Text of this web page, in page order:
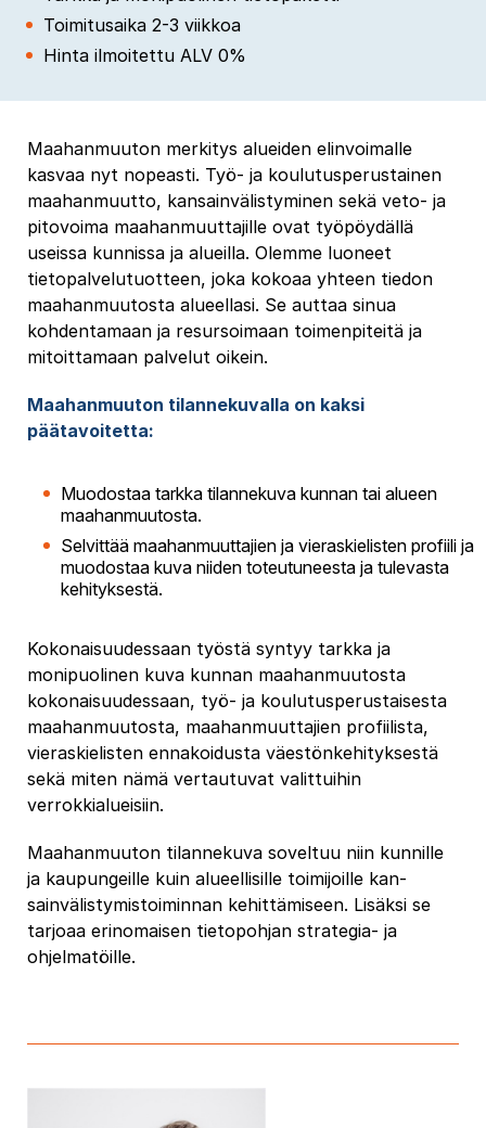
Toimitusaika 2-3 viikkoa
Hinta ilmoitettu ALV 0%
Maahanmuuton merkitys alueiden elinvoimalle
kasvaa nyt nopeasti. Työ- ja koulutusperustainen
maahanmuutto, kansainvälistyminen sekä veto- ja
pitovoima maahanmuuttajille ovat työpöydällä
useissa kunnissa ja alueilla. Olemme luoneet
tietopalvelutuotteen, joka kokoaa yhteen tiedon
maahanmuutosta alueellasi. Se auttaa sinua
kohdentamaan ja resursoimaan toimenpiteitä ja
mitoittamaan palvelut oikein.
Maahanmuuton tilannekuvalla on kaksi
päätavoitetta:
Muodostaa tarkka tilannekuva kunnan tai alueen
maahanmuutosta.
Selvittää maahanmuuttajien ja vieraskielisten profiili ja
muodostaa kuva niiden toteutuneesta ja tulevasta
kehityksestä.
Kokonaisuudessaan työstä syntyy tarkka ja
monipuolinen kuva kunnan maahanmuutosta
kokonaisuudessaan, työ- ja koulutusperustaisesta
maahanmuutosta, maahanmuuttajien profiilista,
vieraskielisten ennakoidusta väestönkehityksestä
sekä miten nämä vertautuvat valittuihin
verrokkialueisiin.
Maahanmuuton tilannekuva soveltuu niin kunnille
ja kaupungeille kuin alueellisille toimijoille kan-
sainvälistymistoiminnan kehittämiseen. Lisäksi se
tarjoaa erinomaisen tietopohjan strategia- ja
ohjelmatöille.